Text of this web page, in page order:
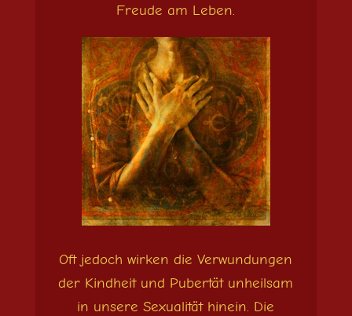
Freude am Leben.
Oft jedoch wirken die Verwundungen
der Kindheit und Pubertät unheilsam
in unsere Sexualität hinein. Die